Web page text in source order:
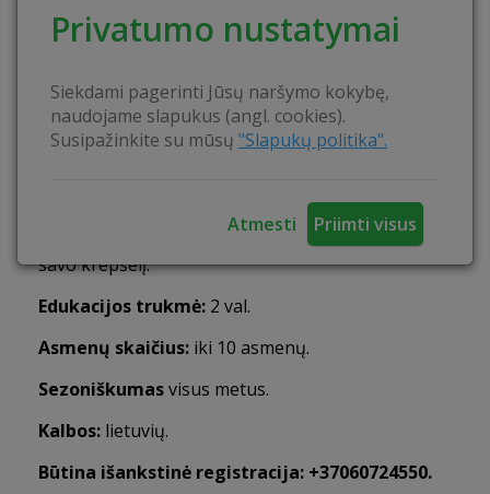
Privatumo nustatymai
Siekdami pagerinti Jūsų naršymo kokybę,
naudojame slapukus (angl. cookies).
Susipažinkite su mūsų "Slapukų politika".
Atmesti Priimti visus
Edukacinės programos tikslas
praeityje, dabartyje bei etnine kultūra.
Veiklos:Edukacijos metu sužinosite apie pynimo
demonstruos kaip pinti liaudiškus krepšelius iš
vytelių, o Jūs galėsite išbandyti amatą ir nusipinti
savo krepšelį.
Edukacijos trukmė: 2 val.
Asmenų skaičius: iki 10 asmenų.
Sezoniškumasvisus metus.
Kalbos: lietuvių.
Būtina išankstinė registracija: +37060724550.